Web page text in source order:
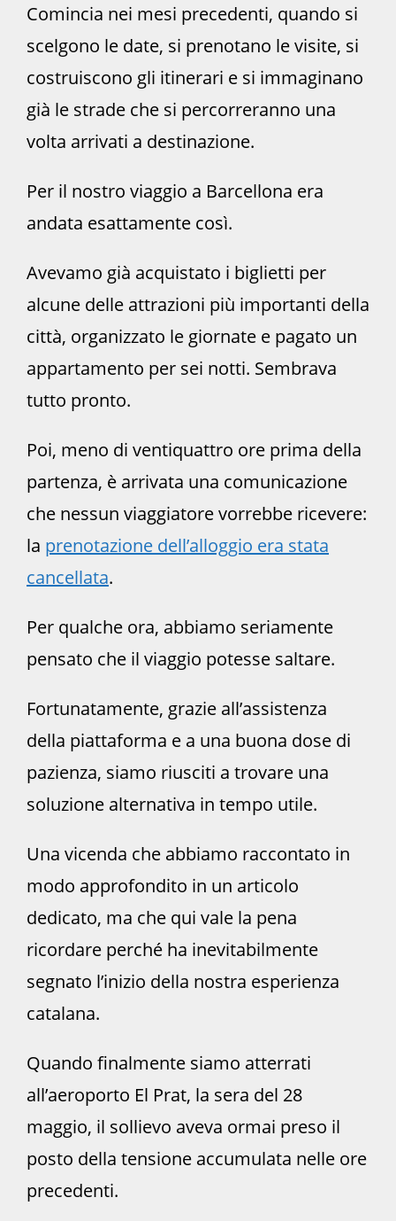
Comincia nei mesi precedenti, quando si
scelgono le date, si prenotano le visite, si
costruiscono gli itinerari e si immaginano
già le strade che si percorreranno una
volta arrivati a destinazione.
Per il nostro viaggio a Barcellona era
andata esattamente così.
Avevamo già acquistato i biglietti per
alcune delle attrazioni più importanti della
città, organizzato le giornate e pagato un
appartamento per sei notti. Sembrava
tutto pronto.
Poi, meno di ventiquattro ore prima della
partenza, è arrivata una comunicazione
che nessun viaggiatore vorrebbe ricevere:
la prenotazione dell’alloggio era stata
cancellata.
Per qualche ora, abbiamo seriamente
pensato che il viaggio potesse saltare.
Fortunatamente, grazie all’assistenza
della piattaforma e a una buona dose di
pazienza, siamo riusciti a trovare una
soluzione alternativa in tempo utile.
Una vicenda che abbiamo raccontato in
modo approfondito in un articolo
dedicato, ma che qui vale la pena
ricordare perché ha inevitabilmente
segnato l’inizio della nostra esperienza
catalana.
Quando finalmente siamo atterrati
all’aeroporto El Prat, la sera del 28
maggio, il sollievo aveva ormai preso il
posto della tensione accumulata nelle ore
precedenti.